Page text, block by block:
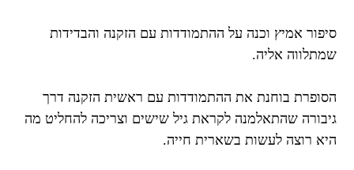
סיפור אמיץ וכנה על ההתמודדות עם הזקנה והבדידות
שמתלווה אליה.
הסופרת בוחנת את ההתמודדות עם ראשית הזקנה דרך
גיבורה שהתאלמנה לקראת גיל שישים וצריכה להחליט מה
היא רוצה לעשות בשארית חייה.